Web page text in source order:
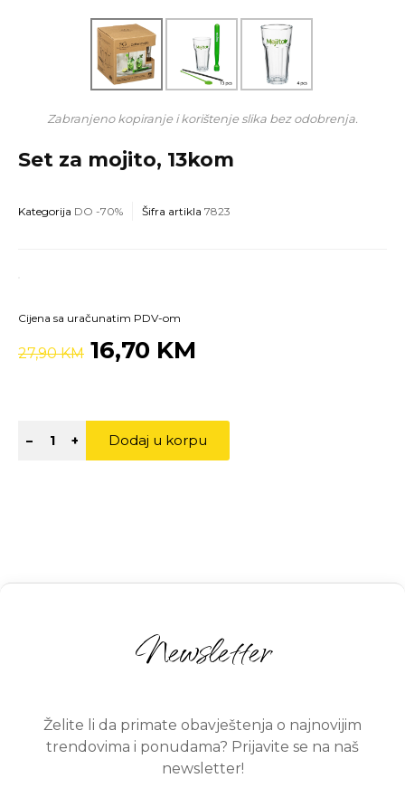
Zabranjeno kopiranje i korištenje slika bez odobrenja.
Set za mojito, 13kom
Kategorija DO -70% Šifra artikla 7823
Cijena sa uračunatim PDV-om
27,90 KM 16,70 KM
– + Dodaj u korpu
Newsletter
Želite li da primate obavještenja o najnovijim
trendovima i ponudama? Prijavite se na naš
newsletter!